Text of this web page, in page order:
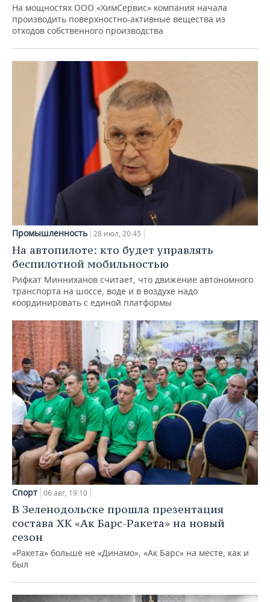
На мощностях ООО «ХимСервис» компания начала
производить поверхностно-активные вещества из
отходов собственного производства
Промышленность 28 июл, 20:45
На автопилоте: кто будет управлять
беспилотной мобильностью
Рифкат Минниханов считает, что движение автономного
транспорта на шоссе, воде и в воздухе надо
координировать с единой платформы
Спорт 06 авг, 19:10
В Зеленодольске прошла презентация
состава ХК «Ак Барс-Ракета» на новый
сезон
«Ракета» больше не «Динамо», «Ак Барс» на месте, как и
был